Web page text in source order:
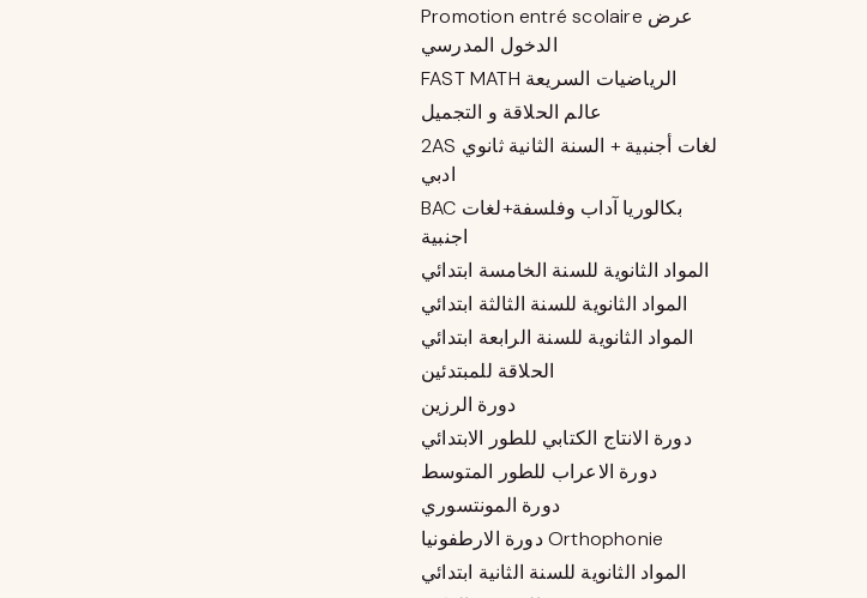
Promotion entré scolaire عرض
الدخول المدرسي
FAST MATH الرياضيات السريعة
عالم الحلاقة و التجميل
2AS لغات أجنبية + السنة الثانية ثانوي
ادبي
BAC بكالوريا آداب وفلسفة+لغات
اجنبية
المواد الثانوية للسنة الخامسة ابتدائي
المواد الثانوية للسنة الثالثة ابتدائي
المواد الثانوية للسنة الرابعة ابتدائي
الحلاقة للمبتدئين
دورة الرزين
دورة الانتاج الكتابي للطور الابتدائي
دورة الاعراب للطور المتوسط
دورة المونتسوري
دورة الارطفونيا Orthophonie
المواد الثانوية للسنة الثانية ابتدائي